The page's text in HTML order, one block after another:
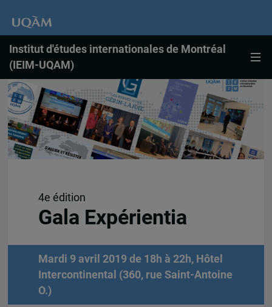
Institut d'études internationales de Montréal
(IEIM-UQAM)
4e édition
Gala Expérientia
Mardi 9 avril 2019 de 18h à 22h, Hôtel
Intercontinental (360, rue Saint-Antoine
O.)